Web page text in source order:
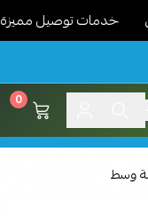
خدمات توصيل مميزة -
0
وسط